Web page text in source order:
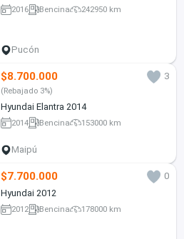
2016 Bencina 242950 km
Pucón
$8.700.000 3
(Rebajado 3%)
Hyundai Elantra 2014
2014 Bencina 153000 km
Maipú
$7.700.000
0
Hyundai 2012
2012 Bencina 178000 km